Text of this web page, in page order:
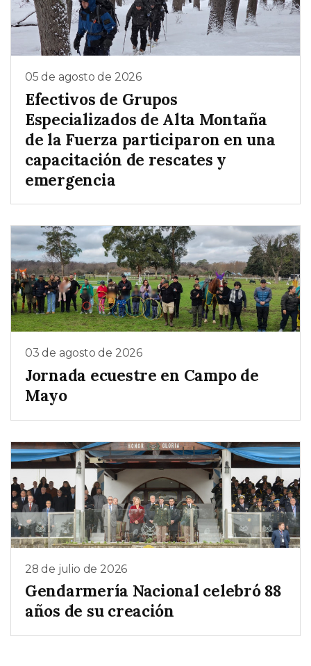
05 de agosto de 2026
Efectivos de Grupos
Especializados de Alta Montaña
de la Fuerza participaron en una
capacitación de rescates y
emergencia
03 de agosto de 2026
Jornada ecuestre en Campo de
Mayo
28 de julio de 2026
Gendarmería Nacional celebró 88
años de su creación